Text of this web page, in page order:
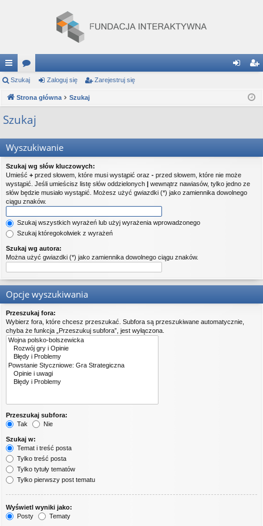
ię
ce
j
or
a ej
Szukaj Zaloguj się Zarejestruj się
Strona główna Szukaj
Szukaj
Wyszukiwanie
Szukaj wg słów kluczowych:
Umieść + przed słowem, które musi wystąpić oraz - przed słowem, które nie może
wystąpić. Jeśli umieścisz listę słów oddzielonych | wewnątrz nawiasów, tylko jedno ze
słów będzie musiało wystąpić. Możesz użyć gwiazdki (*) jako zamiennika dowolnego
ciągu znaków.
Szukaj wszystkich wyrażeń lub użyj wyrażenia wprowadzonego
Szukaj któregokolwiek z wyrażeń
Szukaj wg autora:
Można użyć gwiazdki (*) jako zamiennika dowolnego ciągu znaków.
Opcje wyszukiwania
Przeszukaj fora:
Wybierz fora, które chcesz przeszukać. Subfora są przeszukiwane automatycznie,
chyba że funkcja „Przeszukuj subfora”, jest wyłączona.
Przeszukaj subfora:
Tak
Nie
Szukaj w:
Temat i treść posta
Tylko treść posta
Tylko tytuły tematów
Tylko pierwszy post tematu
Wyświetl wyniki jako:
Posty
Tematy